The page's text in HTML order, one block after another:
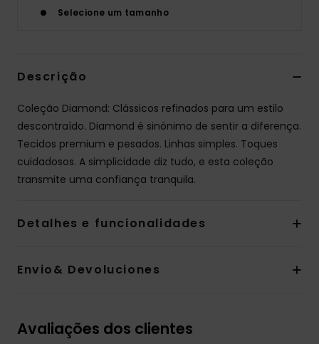
Selecione um tamanho
Descrição
Coleção Diamond: Clássicos refinados para um estilo
descontraído. Diamond é sinónimo de sentir a diferença.
Tecidos premium e pesados. Linhas simples. Toques
cuidadosos. A simplicidade diz tudo, e esta coleção
transmite uma confiança tranquila.
Detalhes e funcionalidades
Envio& Devoluciones
Avaliações dos clientes